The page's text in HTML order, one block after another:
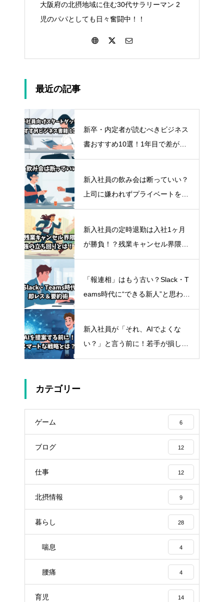
大阪府の北摂地域に住む30代サラリーマン 2
児のパパとしても日々奮闘中！！
最近の記事
新卒・内定者が読むべきビジネス
書おすすめ10選！1年目で差がつ
く“タイパ最強”自己投資術
新入社員の飲み会は断っていい？
上司に嫌われずプライベートを守
るスマートな断り方
新入社員の定時退勤は入社1ヶ月
が勝負！？残業キャンセル界隈の
スマートな立ち回り方
「報連相」はもう古い？Slack・T
eams時代に“できる新人”と思わせ
る即レス＆要約術
新入社員が「それ、AIでよくな
い？」と言う前に！若手が損しな
いスマートな立ち回り方
カテゴリー
ゲーム 6
ブログ 12
仕事 12
北摂情報 9
暮らし 28
喘息 4
腰痛 4
育児 14